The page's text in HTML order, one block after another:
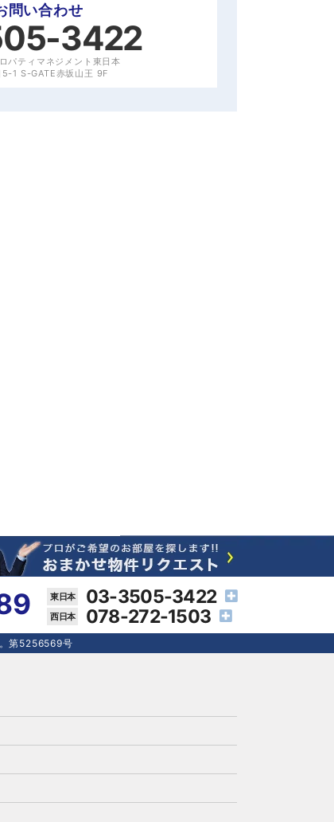
問い合わせ
3422
パティマネジメント東日本
1 S-GATE赤坂山王 9F
03-3505-3422
078-272-1503
第5256569号